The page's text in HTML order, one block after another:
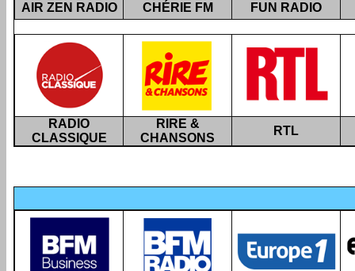
AIR ZEN RADIO CHÉRIE FM FUN RADIO
RADIO
CLASSIQUE
RIRE &
CHANSONS
RTL